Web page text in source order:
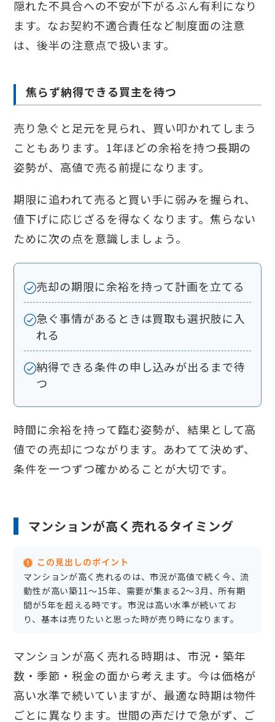
隠れた不具合への不安が下がるぶん有利になり
ます。なお契約不適合責任など制度面の注意
は、後半の注意点で扱います。
焦らず納得できる買主を待つ
売り急ぐと足元を見られ、買い叩かれてしまう
こともあります。1年ほどの余裕を持つ長期の
姿勢が、高値で売る前提になります。
期限に追われて売ると買い手に弱みを握られ、
値下げに応じざるを得なくなります。焦らない
ために次の点を意識しましょう。
売却の期限に余裕を持って計画を立てる
急ぐ事情があるときは買取も選択肢に入
れる
納得できる条件の申し込みが出るまで待
つ
時間に余裕を持って臨む姿勢が、結果として高
値での売却につながります。あわてて決めず、
条件を一つずつ確かめることが大切です。
マンションが高く売れるタイミング
この見出しのポイント
マンションが高く売れるのは、市況が高値で続く今、流
動性が高い築11〜15年、需要が集まる2〜3月、所有期
間が5年を超える時です。市況は高い水準が続いてお
り、基本は売りたいと思った時が売り時になります。
マンションが高く売れる時期は、市況・築年
数・季節・税金の面から考えます。今は価格が
高い水準で続いていますが、最適な時期は物件
ごとに異なります。世間の声だけで急がず、ご